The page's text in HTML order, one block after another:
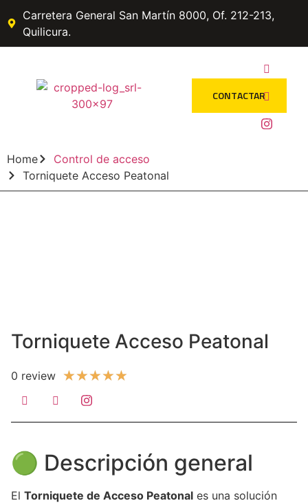
Carretera General San Martín 8000, Of. 212-213,
Quilicura.
CONTACTAR
Home
Control de acceso
Torniquete Acceso Peatonal
Torniquete Acceso Peatonal
0 review ★★★★★
🟢 Descripción general
El Torniquete de Acceso Peatonal es una solución